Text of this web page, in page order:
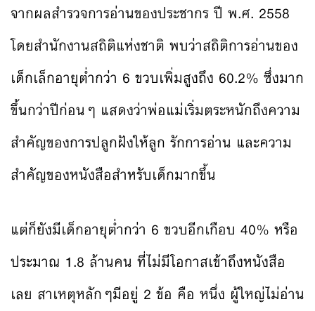
จากผลสำรวจการอ่านของประชากร ปี พ.ศ. 2558
โดยสำนักงานสถิติแห่งชาติ พบว่าสถิติการอ่านของ
เด็กเล็กอายุต่ำกว่า 6 ขวบเพิ่มสูงถึง 60.2% ซึ่งมาก
ขึ้นกว่าปีก่อนๆ แสดงว่าพ่อแม่เริ่มตระหนักถึงความ
สำคัญของการปลูกฝังให้ลูก รักการอ่าน และความ
สำคัญของหนังสือสำหรับเด็กมากขึ้น
แต่ก็ยังมีเด็กอายุต่ำกว่า 6 ขวบอีกเกือบ 40% หรือ
ประมาณ 1.8 ล้านคน ที่ไม่มีโอกาสเข้าถึงหนังสือ
เลย สาเหตุหลักๆมีอยู่ 2 ข้อ คือ หนึ่ง ผู้ใหญ่ไม่อ่าน